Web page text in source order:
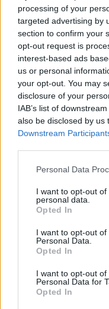
processing of your
targeted advertising by
section to confirm your
opt-out request is
interest-based ads
us or personal
your opt-out. You may
disclosure of your
IAB’s list of
also be disclosed by us
Downstream
Personal Data
I want to opt-out
personal data.
Opted In
I want to opt-out
Personal Data.
Opted In
I want to opt-out
Personal Data for
Opted In
ARTÍCULO ANTERIOR
LA MILLA REABRE
ROMPIENDO CON SU
TEMPORALIDAD
ESTIVAL